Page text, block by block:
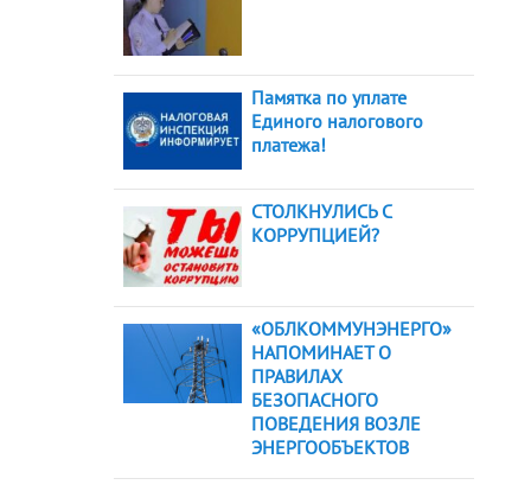
Памятка по уплате
Единого налогового
платежа!
СТОЛКНУЛИСЬ С
КОРРУПЦИЕЙ?
«ОБЛКОММУНЭНЕРГО»
НАПОМИНАЕТ О
ПРАВИЛАХ
БЕЗОПАСНОГО
ПОВЕДЕНИЯ ВОЗЛЕ
ЭНЕРГООБЪЕКТОВ